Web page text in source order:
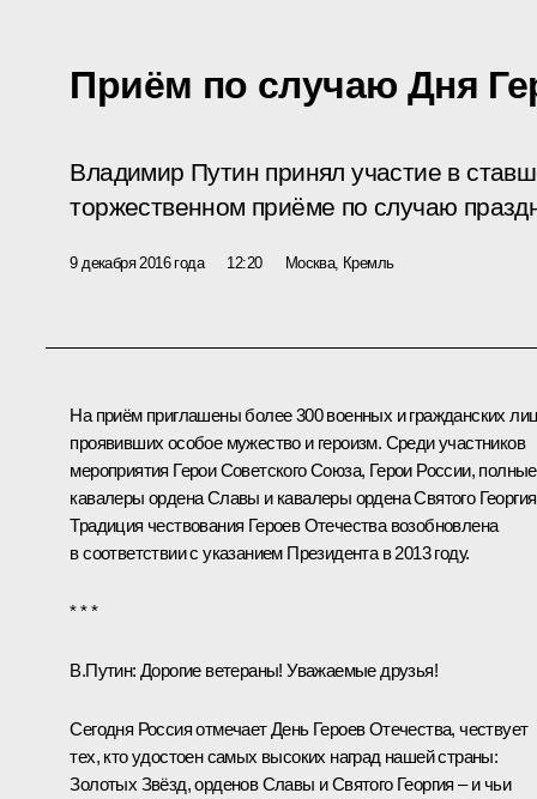
Приём по случаю Дня
Владимир Путин принял участие в
торжественном приёме по случаю
9 декабря 2016 года 12:20 Москва, Кремль
На приём приглашены более 300 военных и гражданских
проявивших особое мужество и героизм. Среди участников
мероприятия Герои Советского Союза, Герои России, полные
кавалеры ордена Славы и кавалеры ордена Святого
Традиция чествования Героев Отечества возобновлена
в соответствии с указанием Президента в 2013 году.
* * *
В.Путин: Дорогие ветераны! Уважаемые друзья!
Сегодня Россия отмечает День Героев Отечества, чествует
тех, кто удостоен самых высоких наград нашей страны:
Золотых Звёзд, орденов Славы и Святого Георгия – и чьи